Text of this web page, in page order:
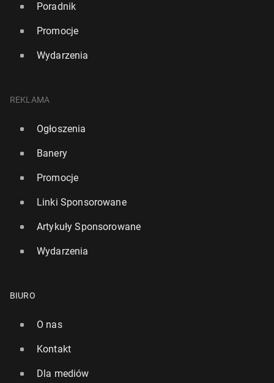
Poradnik
Promocje
Wydarzenia
REKLAMA
Ogłoszenia
Banery
Promocje
Linki Sponsorowane
Artykuły Sponsorowane
Wydarzenia
BIURO
O nas
Kontakt
Dla mediów